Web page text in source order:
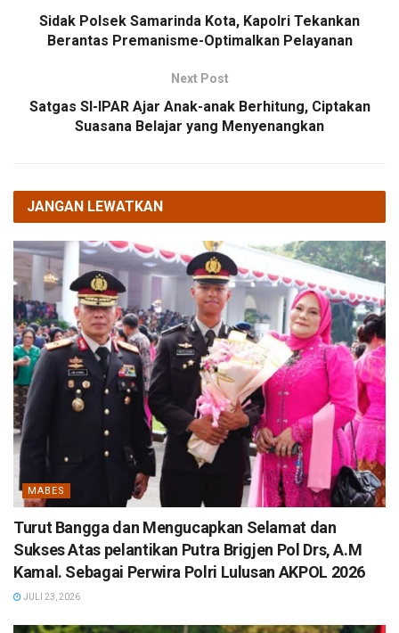
Sidak Polsek Samarinda Kota, Kapolri Tekankan
Berantas Premanisme-Optimalkan Pelayanan
Next Post
Satgas SI-IPAR Ajar Anak-anak Berhitung, Ciptakan
Suasana Belajar yang Menyenangkan
JANGAN LEWATKAN
MABES
Turut Bangga dan Mengucapkan Selamat dan
Sukses Atas pelantikan Putra Brigjen Pol Drs, A.M
Kamal. Sebagai Perwira Polri Lulusan AKPOL 2026
JULI 23, 2026